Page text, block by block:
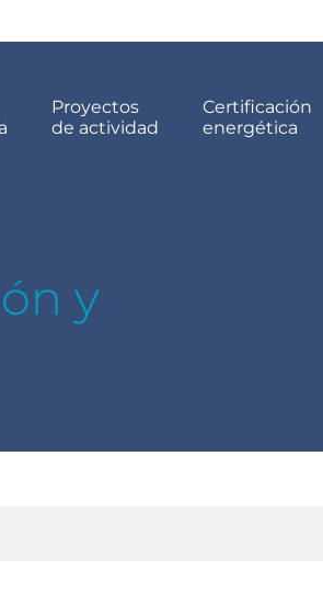
Proyectos
de actividad
Certificación
energética
y